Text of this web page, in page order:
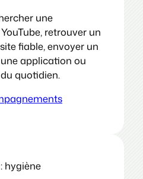
une
retrouver un
fiable, envoyer un
application ou
quotidien.